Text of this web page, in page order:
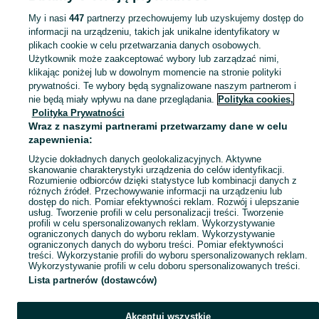
KATEGORIA
Zobacz
Mapa kategorii
Mapa miejscowości
Mapa ministron
Popularne wyszukiwania
My i nasi 447partnerzy przechowujemy lub uzyskujemy dostęp do
informacji na urządzeniu, takich jak unikalne identyfikatory w
plikach cookie w celu przetwarzania danych osobowych.
Użytkownik może zaakceptować wybory lub zarządzać nimi,
klikając poniżej lub w dowolnym momencie na stronie polityki
prywatności. Te wybory będą sygnalizowane naszym partnerom i
nie będą miały wpływu na dane przeglądania. Polityka cookies,
Polityka Prywatności
Wraz z naszymi partnerami przetwarzamy dane w celu
zapewnienia:
Użycie dokładnych danych geolokalizacyjnych. Aktywne
skanowanie charakterystyki urządzenia do celów identyfikacji.
Rozumienie odbiorców dzięki statystyce lub kombinacji danych z
różnych źródeł. Przechowywanie informacji na urządzeniu lub
dostęp do nich. Pomiar efektywności reklam. Rozwój i ulepszanie
usług. Tworzenie profili w celu personalizacji treści. Tworzenie
profili w celu spersonalizowanych reklam. Wykorzystywanie
ograniczonych danych do wyboru reklam. Wykorzystywanie
ograniczonych danych do wyboru treści. Pomiar efektywności
treści. Wykorzystanie profili do wyboru spersonalizowanych reklam.
Wykorzystywanie profili w celu doboru spersonalizowanych treści.
Lista partnerów (dostawców)
Akceptuj wszystkie